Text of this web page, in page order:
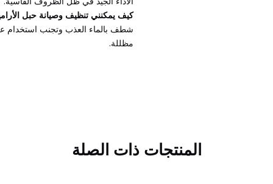
كيف يمكنني تنظيف وصيانة حبل
شطف بالماء العذب وتجنب استخدام
مظللة.
المنتجات ذات الصلة